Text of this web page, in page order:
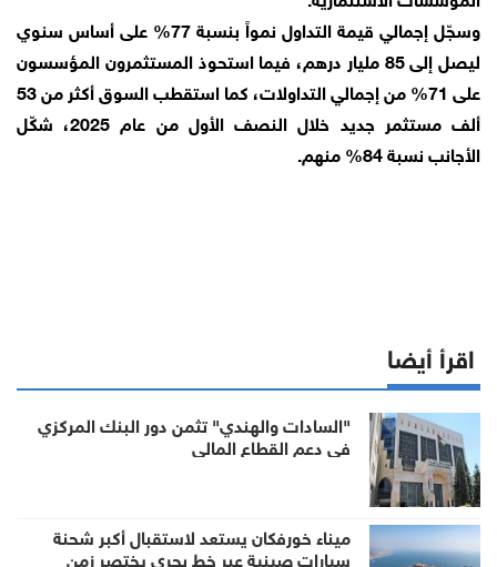
وسجّل إجمالي قيمة التداول نمواً بنسبة 77% على أساس سنوي
ليصل إلى 85 مليار درهم، فيما استحوذ المستثمرون المؤسسون
على 71% من إجمالي التداولات، كما استقطب السوق أكثر من 53
ألف مستثمر جديد خلال النصف الأول من عام 2025، شكّل
الأجانب نسبة 84% منهم.
اقرأ أيضا
"السادات والهندي" تثمن دور البنك المركزي
في دعم القطاع المالي
ميناء خورفكان يستعد لاستقبال أكبر شحنة
سيارات صينية عبر خط بحري يختصر زمن